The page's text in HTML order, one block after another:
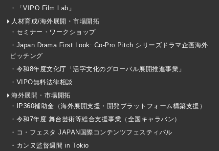
・「VIPO Film Lab」
人材育成/海外展開・市場開拓
・セミナー・ワークショップ
・Japan Drama First Look: Co-Pro Pitch シリーズドラマ企画海外
ピッチング
・令和8年度文化庁「活字文化のグローバル展開推進事業」
・VIPO無料法律相談
海外展開・市場開拓
・IP360補助金（海外展開支援・開発プラットフォーム構築支援）
・令和7年度 舞台芸術等総合支援事業（全国キャラバン）
・コ・フェスタ JAPAN国際コンテンツフェスティバル
・カンヌ監督週間 in Tokio